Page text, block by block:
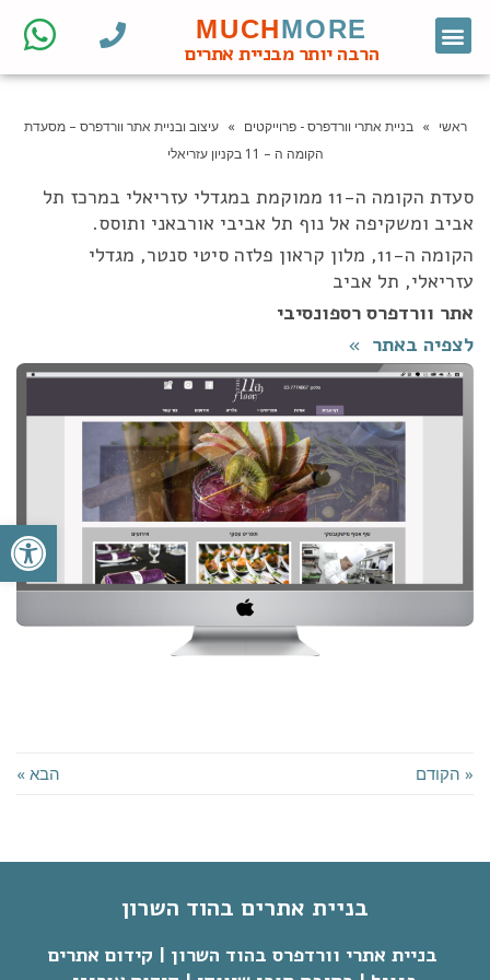
MUCHMORE
הרבה יותר מבניית אתרים
ראשי » בניית אתרי וורדפרס - פרוייקטים » עיצוב ובניית אתר וורדפרס – מסעדת
הקומה ה – 11 בקניון עזריאלי
סעדת הקומה ה-11 ממוקמת במגדלי עזריאלי במרכז תל
אביב ומשקיפה אל נוף תל אביבי אורבאני ותוסס.
הקומה ה-11, מלון קראון פלזה סיטי סנטר, מגדלי
עזריאלי, תל אביב
אתר וורדפרס רספונסיבי
לצפיה באתר »
« הקודם הבא »
בניית אתרים בהוד השרון
בניית אתרי וורדפרס בהוד השרון | קידום אתרים
פתח